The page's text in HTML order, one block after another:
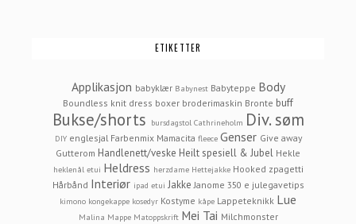
ETIKETTER
Applikasjon babyklær Babynest Babyteppe Body
Boundless knit dress boxer broderimaskin Bronte buff
Bukse/shorts bursdagstol Cathrineholm Div. søm
DIY englesjal Farbenmix Mamacita fleece Genser Give away
Gutterom Handlenett/veske Heilt spesiell & Jubel Hekle
heklenål etui Heldress herzdame Hettejakke Hooked zpagetti
Hårbånd Interiør ipad etui Jakke Janome 350 e julegavetips
kimono kongekappe kosedyr Kostyme kåpe Lappeteknikk Lue
Malina Mappe Matoppskrift Mei Tai Milchmonster